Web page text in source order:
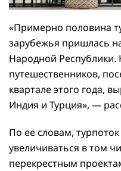
«Примерно половина
зарубежья пришлась
Народной Республики.
путешественников,
квартале этого года,
Индия и Турция», —
По ее словам,
увеличиваться в том
перекрестным